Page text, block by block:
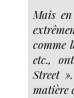
Mais
comme
etc.,
Street
matière